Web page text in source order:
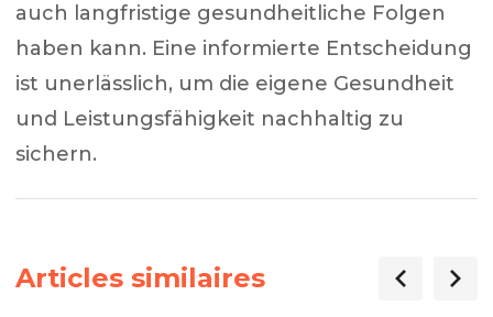
auch langfristige gesundheitliche Folgen
haben kann. Eine informierte Entscheidung
ist unerlässlich, um die eigene Gesundheit
und Leistungsfähigkeit nachhaltig zu
sichern.
Articles similaires